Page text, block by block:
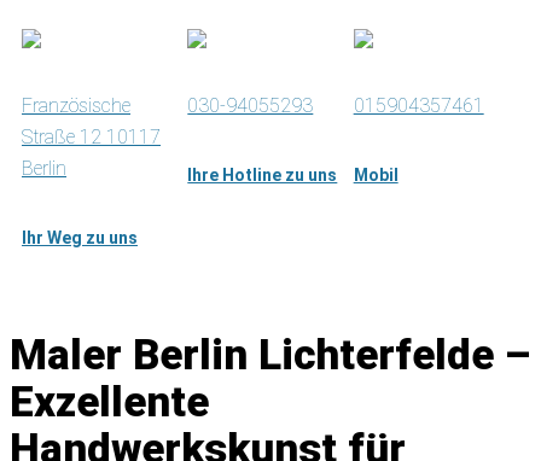
Französische
Straße 12 10117
Berlin
Ihr Weg zu uns
030-94055293
Ihre Hotline zu uns
015904357461
Mobil
Angebot einholen
Leistungen
Malerbetrieb
Streicharbeiten
Maler Berlin Lichterfelde –
Exzellente
Handwerkskunst für